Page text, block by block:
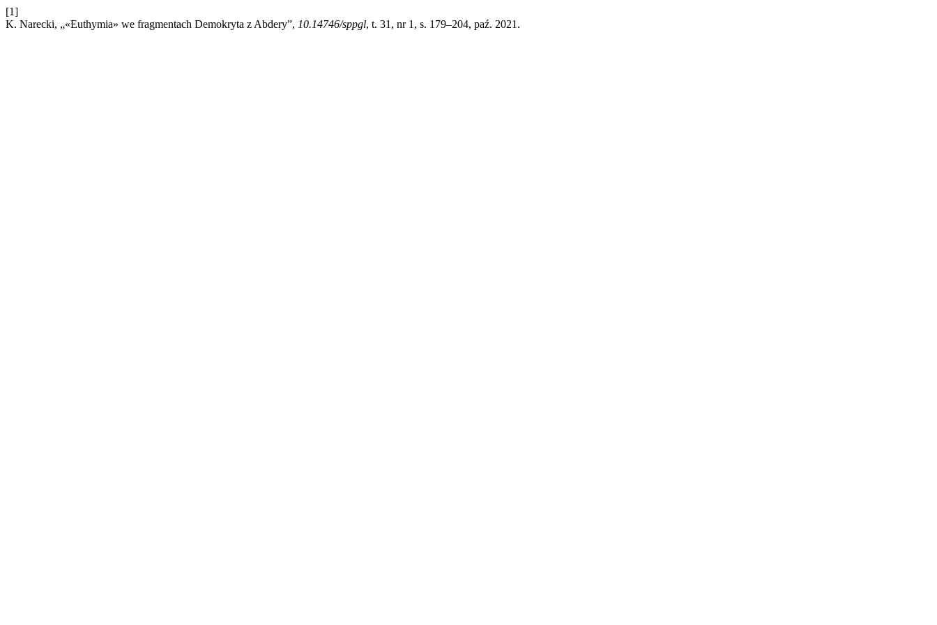
[1]
K. Narecki, „«Euthymia» we fragmentach Demokryta z Abdery”, 10.14746/sppgl, t. 31, nr 1, s. 179–204, paź. 2021.